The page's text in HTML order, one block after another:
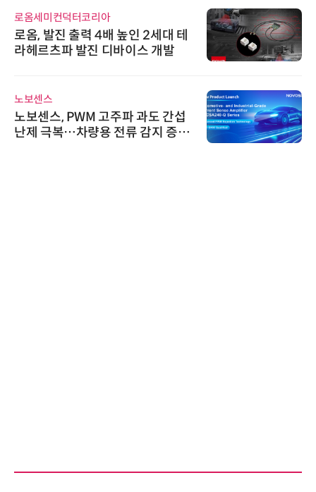
인아그룹
'자동화 산업의 새로운 가능성'…
인아그룹 전국 7개 도시 세미나 페
와이즈스톤
와이즈스톤, 에이데이타 'SCV 기반
수집 데이터'에 DQ인증 최고 등급